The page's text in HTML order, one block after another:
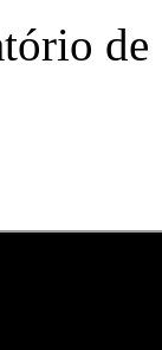
de